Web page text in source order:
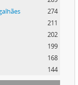
274
211
202
199
168
144